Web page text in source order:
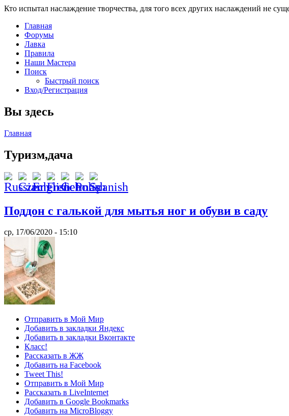
Кто испытал наслаждение творчества, для того всех других наслаждений не
Главная
Форумы
Лавка
Правила
Наши Мастера
Поиск
Быстрый поиск
Вход/Регистрация
Вы здесь
Главная
Туризм,дача
Поддон с галькой для мытья ног и обуви в саду
ср, 17/06/2020 - 15:10
Отправить в Мой Мир
Добавить в закладки Яндекс
Добавить в закладки Вконтакте
Класс!
Рассказать в ЖЖ
Добавить на Facebook
Tweet This!
Отправить в Мой Мир
Рассказать в LiveInternet
Добавить в Google Bookmarks
Добавить на MicroBloggy